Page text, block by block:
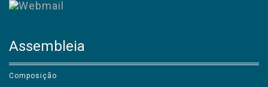
Assembleia
Composição